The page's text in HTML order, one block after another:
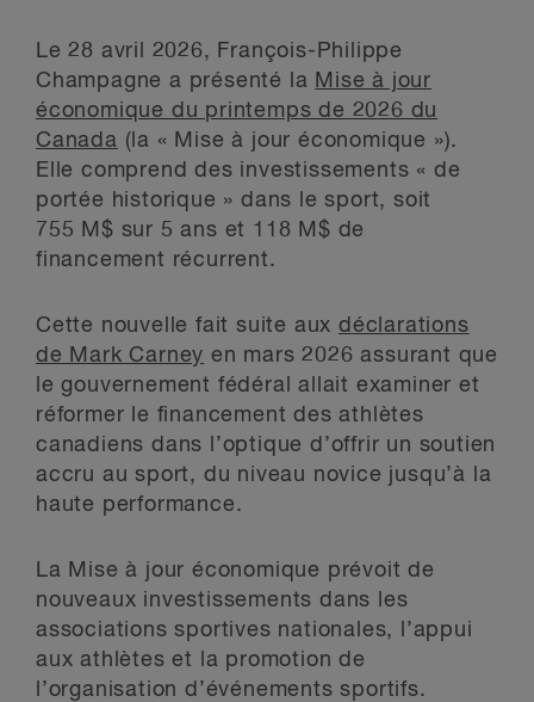
Le 28 avril 2026, François-Philippe
Champagne a présenté la Mise à jour
économique du printemps de 2026 du
Canada (la « Mise à jour économique »).
Elle comprend des investissements « de
portée historique » dans le sport, soit
755 M$ sur 5 ans et 118 M$ de
financement récurrent.
Cette nouvelle fait suite auxdéclarations
de Mark Carney en mars 2026 assurant que
le gouvernement fédéral allait examiner et
réformer le financement des athlètes
canadiens dans l’optique d’offrir un soutien
accru au sport, du niveau novice jusqu’à la
haute performance.
La Mise à jour économique prévoit de
nouveaux investissements dans les
associations sportives nationales, l’appui
aux athlètes et la promotion de
l’organisation d’événements sportifs.